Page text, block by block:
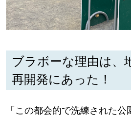
ブラボーな理由は、
再開発にあった！
「この都会的で洗練された